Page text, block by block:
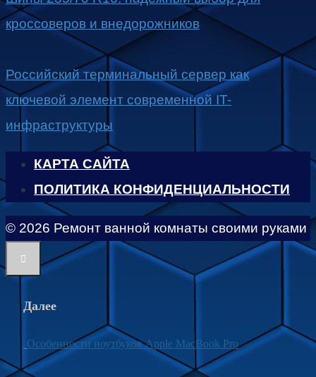
кроссоверов и внедорожников
Российский терминальный сервер как
ключевой элемент современной IT-
инфраструктуры
КАРТА САЙТА
ПОЛИТИКА КОНФИДЕНЦИАЛЬНОСТИ
© 2026 Ремонт ванной комнаты своими руками
Далее
Особенности ноутбуков Apple MacBook Pro